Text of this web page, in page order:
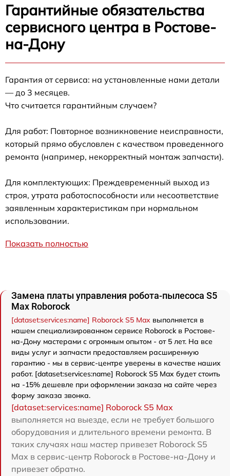
Гарантийные обязательства
сервисного центра в Ростове-
на-Дону
Гарантия от сервиса: на установленные нами детали
— до 3 месяцев.
Что считается гарантийным случаем?
Для работ: Повторное возникновение неисправности,
который прямо обусловлен с качеством проведенного
ремонта (например, некорректный монтаж запчасти).
Для комплектующих: Преждевременный выход из
строя, утрата работоспособности или несоответствие
заявленным характеристикам при нормальном
использовании.
Показать полностью
Замена платы управления робота-пылесоса S5
Max Roborock
[dataset:services:name] Roborock S5 Max выполняется в
нашем специализированном сервисе Roborock в Ростове-
на-Дону мастерами с огромным опытом - от 5 лет. На все
виды услуг и запчасти предоставляем расширенную
гарантию - мы в сервис-центре уверены в качестве наших
работ. [dataset:services:name] Roborock S5 Max будет стоить
на -15% дешевле при оформлении заказа на сайте через
форму заказа звонка.
[dataset:services:name] Roborock S5 Max
выполняется на выезде, если не требует большого
оборудования и длительного времени ремонта. В
таких случаях наш мастер привезет Roborock S5
Max в сервис-центр Roborock в Ростове-на-Дону и
привезет обратно.